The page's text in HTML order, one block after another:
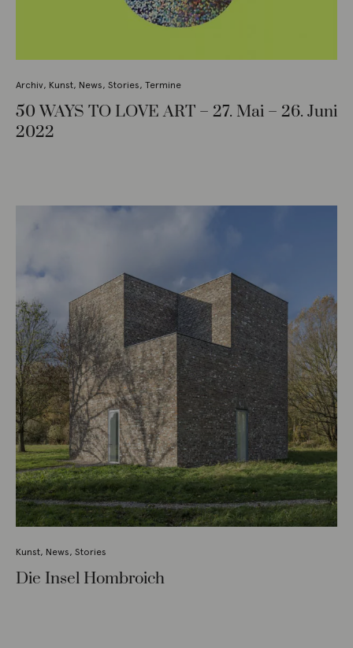
Archiv, Kunst, News, Stories, Termine
50 WAYS TO LOVE ART – 27. Mai – 26. Juni
2022
Kunst, News, Stories
Die Insel Hombroich